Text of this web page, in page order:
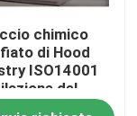
chimico
di Hood
ISO14001
del
dell'OEM